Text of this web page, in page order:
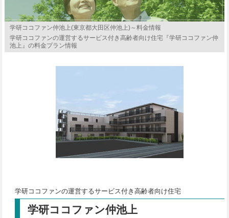
学研ココファン仲池上(東京都大田区仲池上)～料金情報
学研ココファンの運営するサービス付き高齢者向け住宅『学研ココファン仲
池上』の料金プラン情報
学研ココファンの運営するサービス付き高齢者向け住宅
学研ココファン仲池上